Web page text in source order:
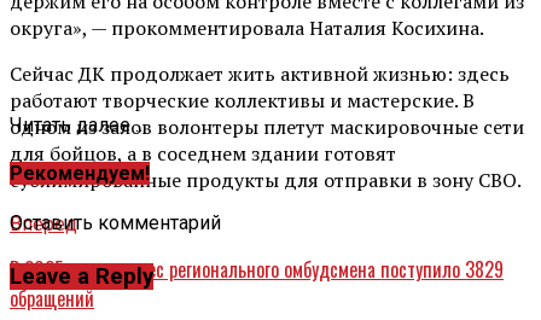
округа», — прокомментировала Наталия Косихина.
Сейчас ДК продолжает жить активной жизнью: здесь
работают творческие коллективы и мастерские. В
одном из залов волонтеры плетут маскировочные сети
для бойцов, а в соседнем здании готовят
сублимированные продукты для отправки в зону СВО.
Вперед
В 2025 году в адрес регионального омбудсмена поступило 3829
обращений
Читать далее ...
Рекомендуем!
Оставить комментарий
Leave a Reply